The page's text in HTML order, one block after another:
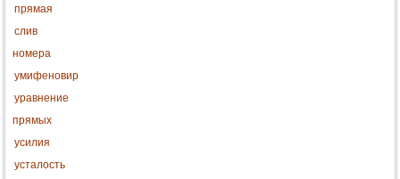
прямая
слив
номера
умифеновир
уравнение
прямых
усилия
усталость